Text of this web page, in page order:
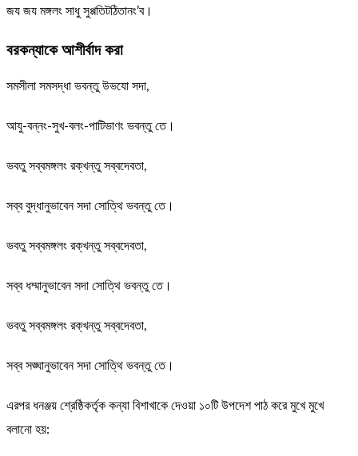
জয জয মঙ্গলং সাধু সুপ্পতিটঠিতানং’ব।
বরকন্যাকে আশীর্বাদ করা
সমসীলা সমসদ্ধা ভবন্তু উভযো সদা,
আযু-বন্নং-সুখ-বলং-পাটিভাণং ভবন্তু তে।
ভবতু সব্বমঙ্গলং রক্খন্তু সব্বদেবতা,
সব্ব বুদ্ধানুভাবেন সদা সোত্থি ভবন্তু তে।
ভবতু সব্বমঙ্গলং রক্খন্তু সব্বদেবতা,
সব্ব ধম্মানুভাবেন সদা সোত্থি ভবন্তু তে।
ভবতু সব্বমঙ্গলং রক্খন্তু সব্বদেবতা,
সব্ব সঙ্ঘানুভাবেন সদা সোত্থি ভবন্তু তে।
এরপর ধনঞ্জয় শ্রেষ্ঠিকর্তৃক কন্যা বিশাখাকে দেওয়া ১০টি উপদেশ পাঠ করে মুখে মুখে
বলানো হয়: